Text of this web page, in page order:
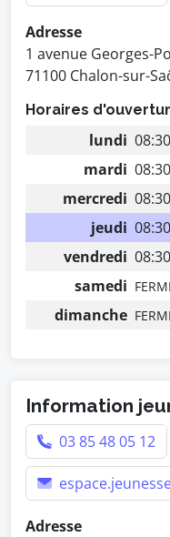
Adresse
1 avenue Georges-
71100 Chalon-sur-
Horaires
lundi
mardi
mercredi
jeudi
vendredi
samedi
dimanche
Information
03 85 48 05 12
Adresse